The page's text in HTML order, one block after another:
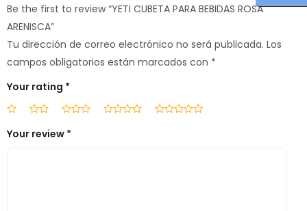
Be the first to review “YETI CUBETA PARA BEBIDAS ROSA
ARENISCA”
Tu dirección de correo electrónico no será publicada. Los
campos obligatorios están marcados con *
Your rating *
Your review *